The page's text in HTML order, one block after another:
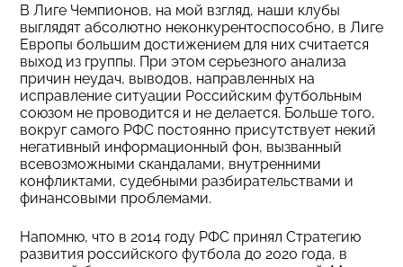
В Лиге Чемпионов, на мой взгляд, наши клубы
выглядят абсолютно неконкурентоспособно, в Лиге
Европы большим достижением для них считается
выход из группы. При этом серьезного анализа
причин неудач, выводов, направленных на
исправление ситуации Российским футбольным
союзом не проводится и не делается. Больше того,
вокруг самого РФС постоянно присутствует некий
негативный информационный фон, вызванный
всевозможными скандалами, внутренними
конфликтами, судебными разбирательствами и
финансовыми проблемами.
Напомню, что в 2014 году РФС принял Стратегию
развития российского футбола до 2020 года, в